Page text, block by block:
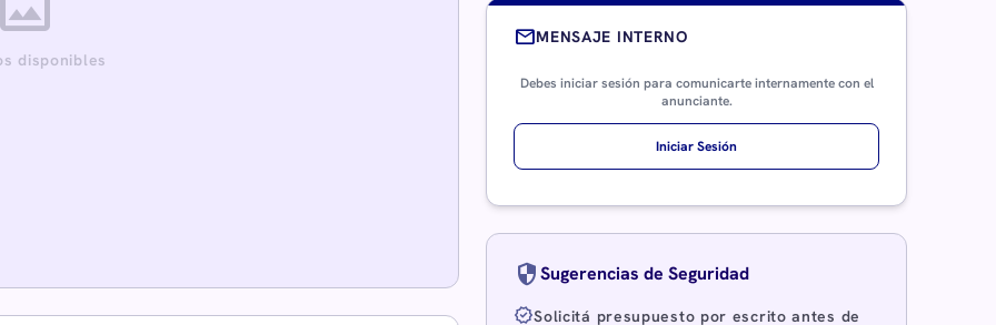
disponibles
mailMENSAJE INTERNO
Debes iniciar sesión para comunicarte internamente con el
anunciante.
Iniciar Sesión
securitySugerencias de Seguridad
verifiedSolicitá presupuesto por escrito antes de